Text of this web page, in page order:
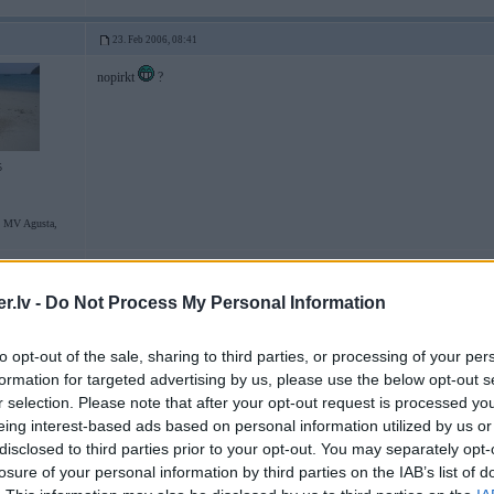
- Do Not Process My Personal Information
opt-out of the sale, sharing to third parties, or processing of your
for targeted advertising by us, please use the below opt-out
selection. Please note that after your opt-out request is processed
interest-based ads based on personal information utilized by us
to third parties prior to your opt-out. You may separately
of your personal information by third parties on the IAB’s list of
23. Feb 2006, 08:41
MV Agusta,
nopirkt ?
23. Feb 2006, 08:47
Piemēram šim te